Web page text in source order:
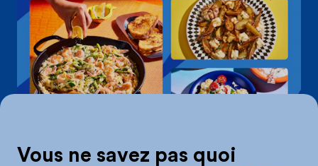
Vous ne savez pas quoi